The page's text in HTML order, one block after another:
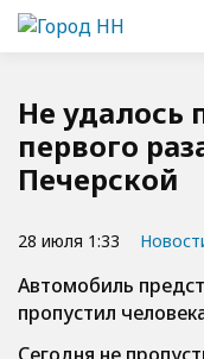
Не удалось
первого
Печерской
28 июля 1:33
Автомобиль
пропустил